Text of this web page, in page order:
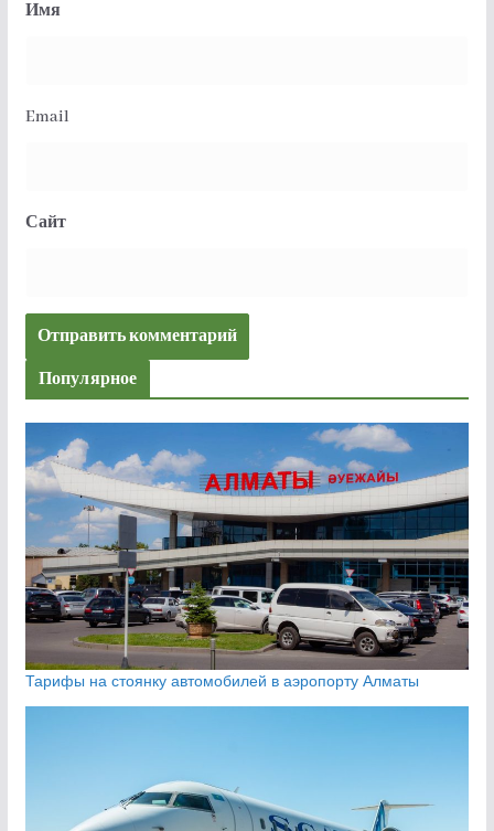
Имя
Email
Сайт
Популярное
Тарифы на стоянку автомобилей в аэропорту Алматы